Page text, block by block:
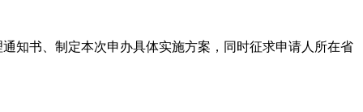
知书、制定本次申办具体实施方案，同时征求申请人所在省